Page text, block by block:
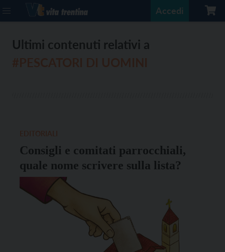
Accedi
Ultimi contenuti relativi a
Consigli e comitati parrocchiali,
quale nome scrivere sulla lista?